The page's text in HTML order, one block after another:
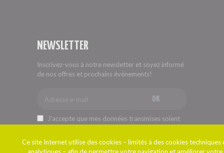
NEWSLETTER
Inscrivez-vous à notre newsletter et soyez informé
de nos offres et prochains événements!
OK
J'accepte que mes données transmises soient
Ce site Internet utilise des cookies – limités à des cookies techniques